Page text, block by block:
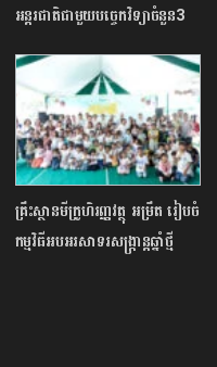
អន្តរជាតិជាមួយបច្ចេកវិទ្យាចំនួន3
គ្រឹះស្ថានមីក្រូហិរញ្ញវត្ថុ អម្រឹត រៀបចំ
កម្មវិធីអបអរសាទរសង្រ្កាន្តឆ្នាំថ្មី